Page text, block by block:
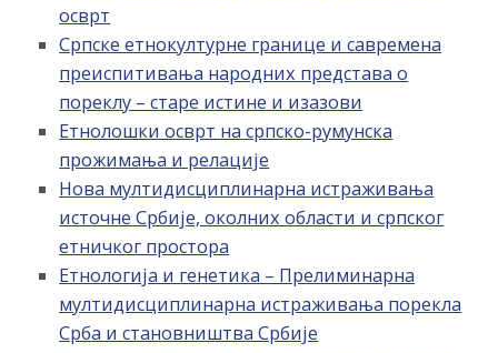
осврт
Српске етнокултурне границе и савремена
преиспитивања народних представа о
пореклу – старе истине и изазови
Етнолошки осврт на српско-румунска
прожимања и релације
Нова мултидисциплинарна истраживања
источне Србије, околних области и српског
етничког простора
Етнологија и генетика – Прелиминарна
мултидисциплинарна истраживања порекла
Срба и становништва Србије